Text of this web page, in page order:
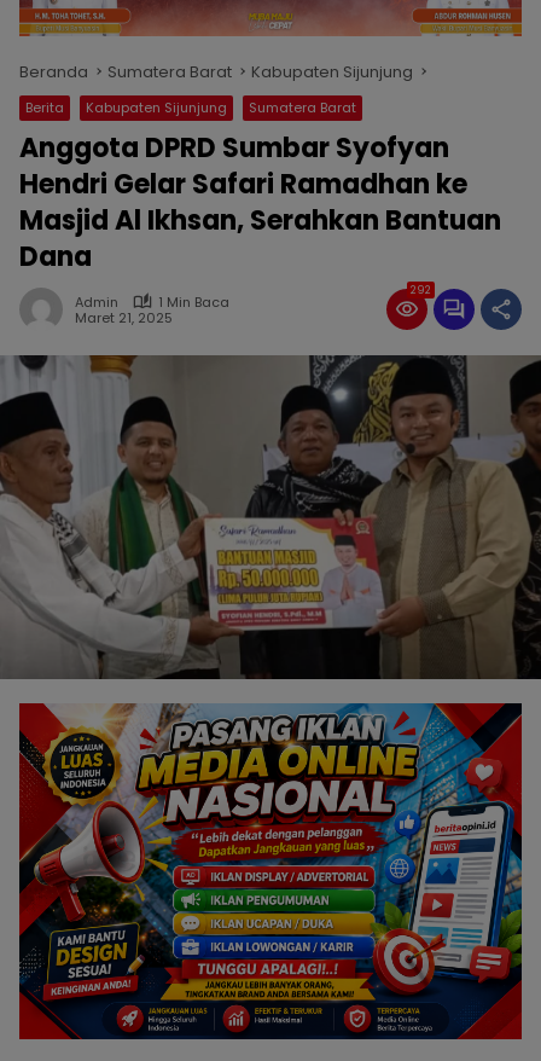
Beranda Sumatera Barat Kabupaten Sijunjung
Berita Kabupaten Sijunjung Sumatera Barat
Anggota DPRD Sumbar Syofyan
Hendri Gelar Safari Ramadhan ke
Masjid Al Ikhsan, Serahkan Bantuan
Dana
Admin
1 Min Baca
Maret 21, 2025
292